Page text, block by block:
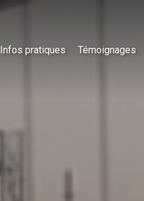
Infos pratiques Témoignages